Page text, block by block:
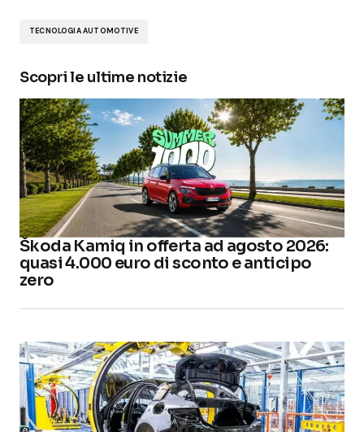
TECNOLOGIA AUTOMOTIVE
Scopri le ultime notizie
Škoda Kamiq in offerta ad agosto 2026:
quasi 4.000 euro di sconto e anticipo
zero